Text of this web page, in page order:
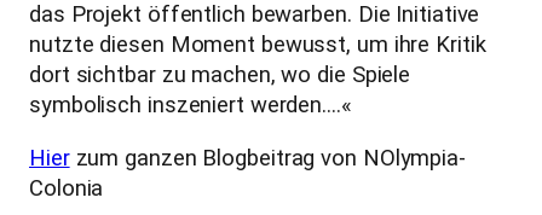
das Projekt öffentlich bewarben. Die Initiative
nutzte diesen Moment bewusst, um ihre Kritik
dort sichtbar zu machen, wo die Spiele
symbolisch inszeniert werden….«
Hierzum ganzen Blogbeitrag von NOlympia-
Colonia